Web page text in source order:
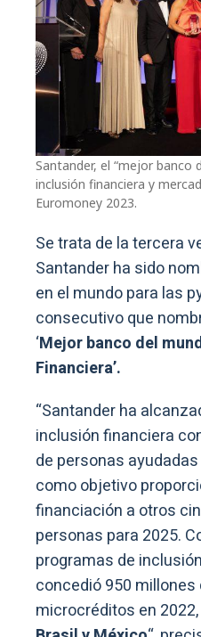
Santander, el “mejor banco
inclusión financiera y
Euromoney 2023.
Se trata de la tercera
Santander ha sido
en el mundo para las
consecutivo que
‘Mejor banco del
Financiera’.
“Santander ha
inclusión financiera
de personas
como objetivo
financiación a otros
personas para 2025.
programas de
concedió 950 millones
microcréditos en